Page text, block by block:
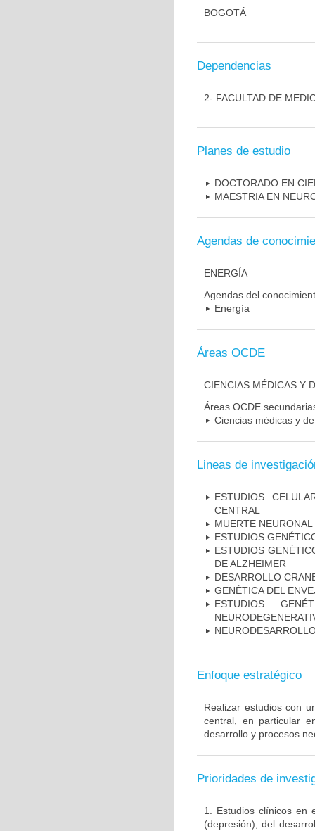
BOGOTÁ
Dependencias
2- FACULTAD DE
Planes de estudio
DOCTORADO EN
MAESTRIA EN
Agendas de
ENERGÍA
Agendas del
Energía
Áreas OCDE
CIENCIAS MÉDICAS Y
Áreas OCDE
Ciencias médicas y
Lineas de
ESTUDIOS
CENTRAL
MUERTE
ESTUDIOS
ESTUDIOS
DE ALZHEIMER
DESARROLLO
GENÉTICA DEL
ESTUDIOS
Enfoque estratégico
Realizar estudios con
central, en particular
desarrollo y procesos
Prioridades de
1. Estudios clínicos en
(depresión), del